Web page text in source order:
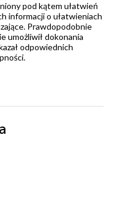
pod kątem ułatwień
informacji o ułatwieniach
Prawdopodobnie
umożliwił dokonania
odpowiednich